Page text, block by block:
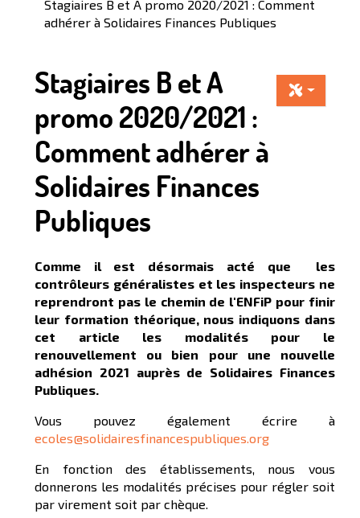
Stagiaires B et A promo 2020/2021 : Comment
adhérer à Solidaires Finances Publiques
Stagiaires B et A
promo 2020/2021 :
Comment adhérer à
Solidaires Finances
Publiques
Comme il est désormais acté que les
contrôleurs généralistes et les inspecteurs ne
reprendront pas le chemin de l'ENFiP pour finir
leur formation théorique, nous indiquons dans
cet article les modalités pour le
renouvellement ou bien pour une nouvelle
adhésion 2021 auprès de Solidaires Finances
Publiques.
Vous pouvez également écrire à
ecoles@solidairesfinancespubliques.org
En fonction des établissements, nous vous
donnerons les modalités précises pour régler soit
par virement soit par chèque.